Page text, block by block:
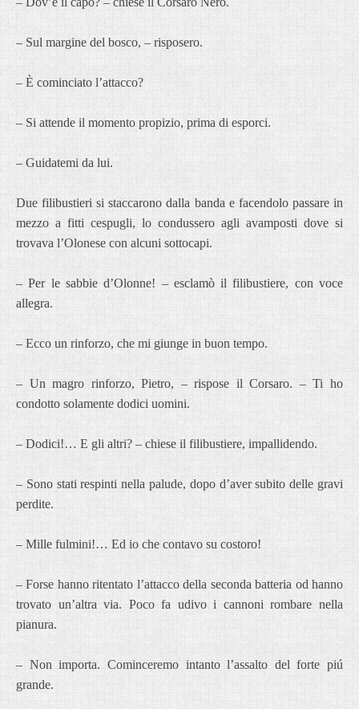
– Sul margine del bosco, – risposero.
– È cominciato l’attacco?
– Si attende il momento propizio, prima di esporci.
– Guidatemi da lui.
Due filibustieri si staccarono dalla banda e facendolo passare in
mezzo a fitti cespugli, lo condussero agli avamposti dove si
trovava l’Olonese con alcuni sottocapi.
– Per le sabbie d’Olonne! – esclamò il filibustiere, con voce
allegra.
– Ecco un rinforzo, che mi giunge in buon tempo.
– Un magro rinforzo, Pietro, – rispose il Corsaro. – Ti ho
condotto solamente dodici uomini.
– Dodici!… E gli altri? – chiese il filibustiere, impallidendo.
– Sono stati respinti nella palude, dopo d’aver subito delle gravi
perdite.
– Mille fulmini!… Ed io che contavo su costoro!
– Forse hanno ritentato l’attacco della seconda batteria od hanno
trovato un’altra via. Poco fa udivo i cannoni rombare nella
pianura.
– Non importa. Cominceremo intanto l’assalto del forte piú
grande.